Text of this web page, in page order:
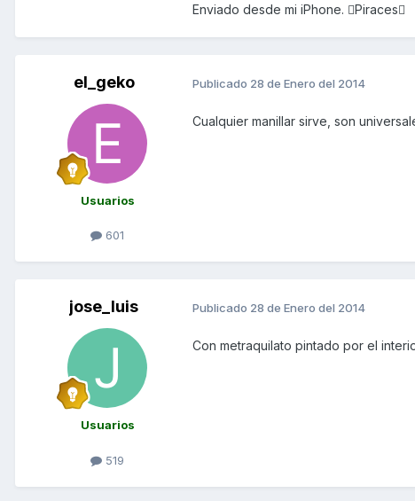
Enviado desde mi iPhone. Piraces
el_geko
Usuarios
601
Publicado 28 de Enero del 2014
Cualquier manillar sirve, son
jose_luis
Usuarios
519
Publicado 28 de Enero del 2014
Con metraquilato pintado por el